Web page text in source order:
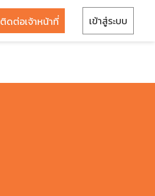
ติดต่อเจ้าหน้าที่ เข้าสู่ระบบ